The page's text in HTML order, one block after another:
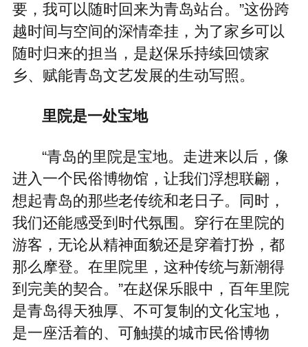
要，我可以随时回来为青岛站台。”这份跨
越时间与空间的深情牵挂，为了家乡可以
随时归来的担当，是赵保乐持续回馈家
乡、赋能青岛文艺发展的生动写照。
里院是一处宝地
“青岛的里院是宝地。走进来以后，像
进入一个民俗博物馆，让我们浮想联翩，
想起青岛的那些老传统和老日子。同时，
我们还能感受到时代氛围。穿行在里院的
游客，无论从精神面貌还是穿着打扮，都
那么摩登。在里院里，这种传统与新潮得
到完美的契合。”在赵保乐眼中，百年里院
是青岛得天独厚、不可复制的文化宝地，
是一座活着的、可触摸的城市民俗博物